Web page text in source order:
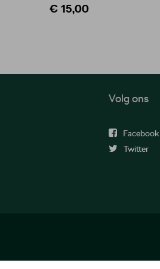
€ 15,00
Volg ons
Facebook
Twitter